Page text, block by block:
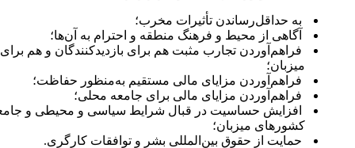
به حداقل‌رساندن تأثیرات مخرب؛
آگاهی از محیط و فرهنگ منطقه و احترام به آن‌ها؛
فراهم‌آوردن تجارب مثبت هم برای بازدیدکنندگان و هم برای
میزبان؛
فراهم‌آوردن مزایای مالی مستقیم به‌منظور حفاظت؛
فراهم‌آوردن مزایای مالی برای جامعه محلی؛
افزایش حساسیت در قبال شرایط سیاسی و محیطی و
کشورهای میزبان؛
حمایت از حقوق بین‌المللی بشر و توافقات کارگری.